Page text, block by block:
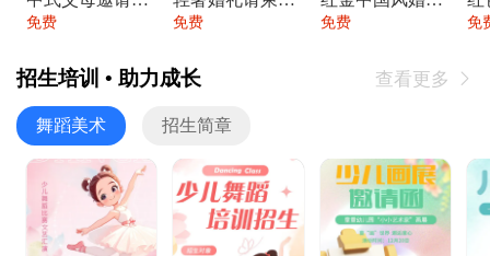
免费 免费 免费 免
招生培训 • 助力成长 查看更多 
舞蹈美术 招生简章